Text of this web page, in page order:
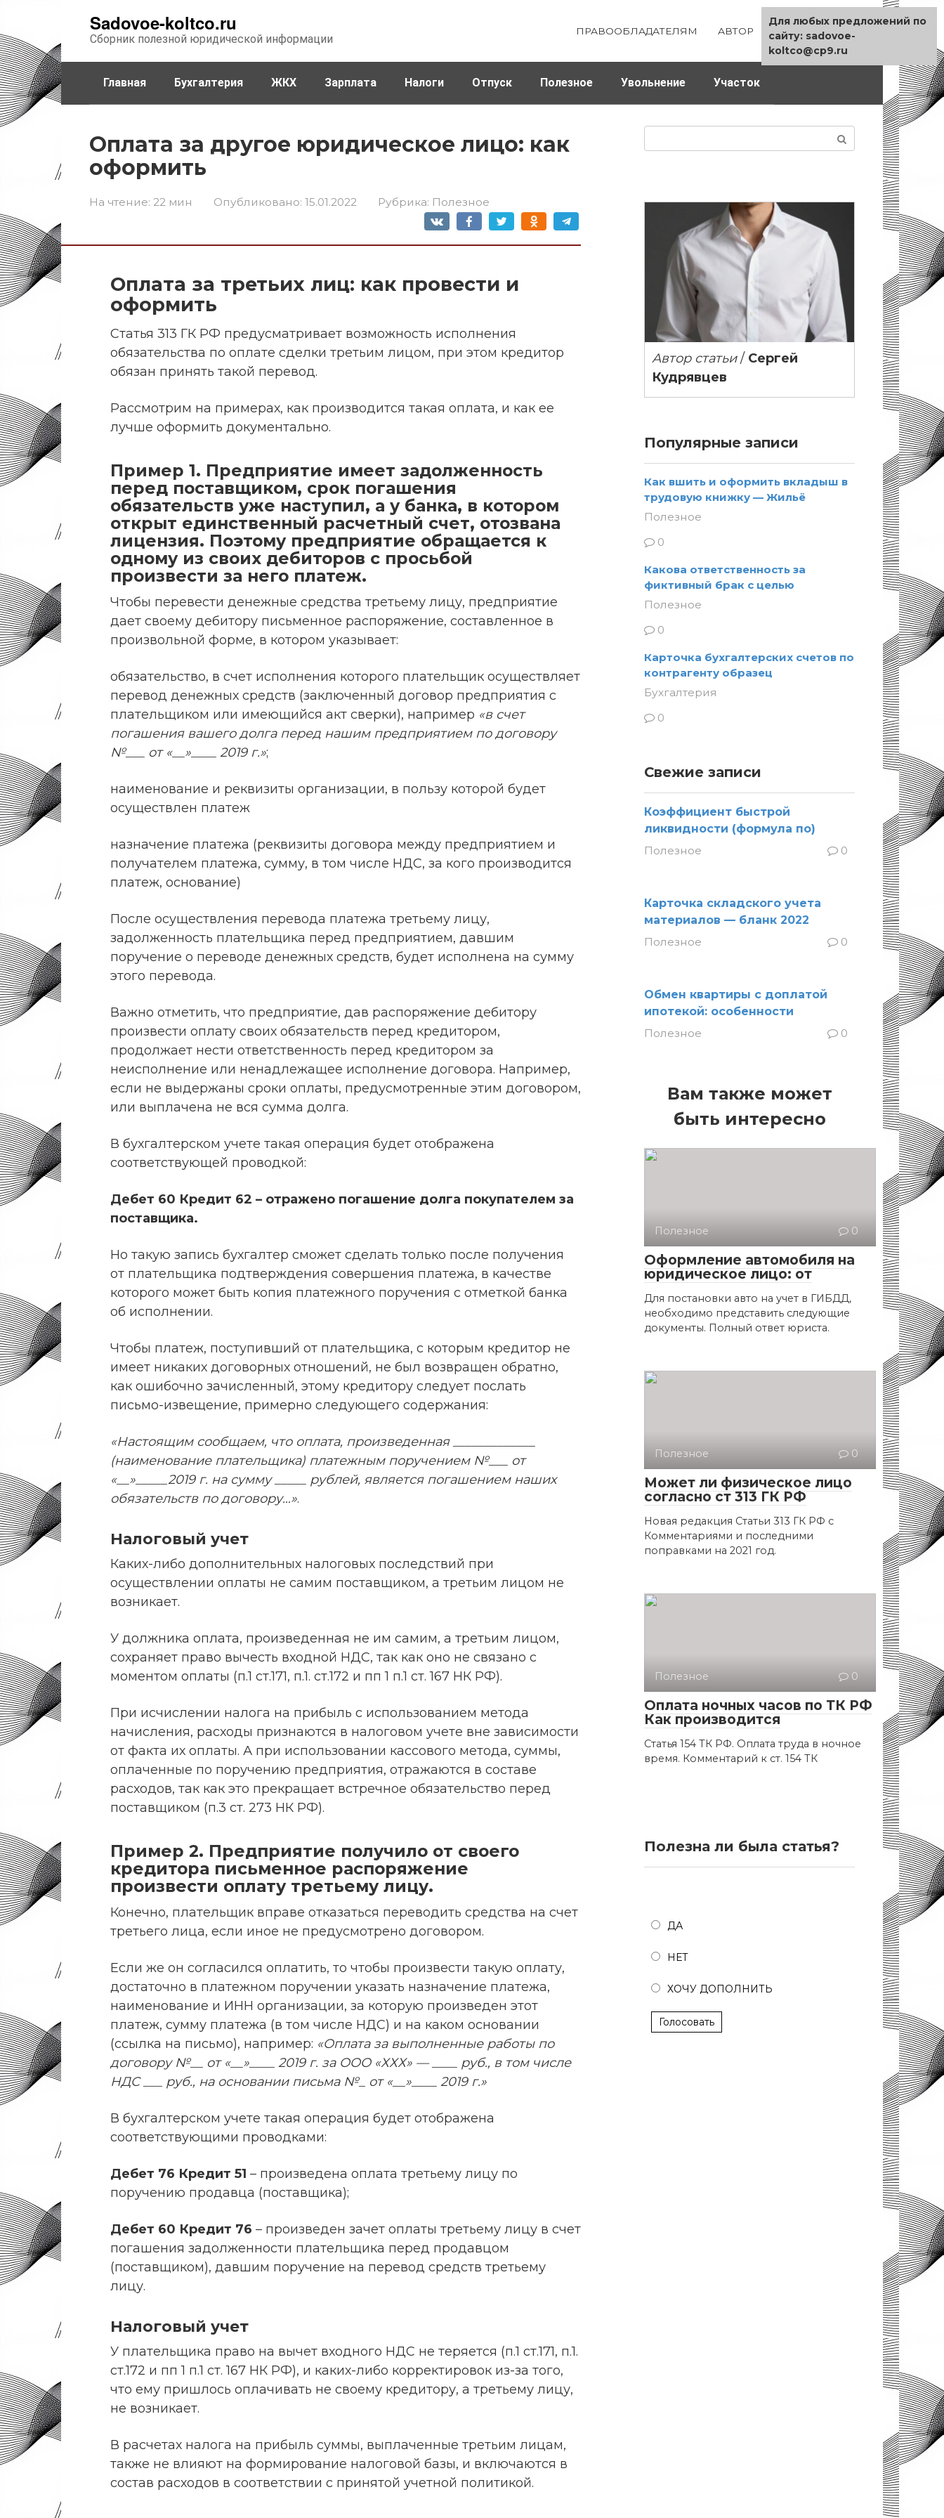
контенту
Sadovoe-koltco.ru
Сборник полезной юридической информации
ПРАВООБЛАДАТЕЛЯМ АВТОР КАРТА САЙТА
Главная Бухгалтерия ЖКХ Зарплата Налоги Отпуск Полезное Увольнение Участок
Оплата за другое юридическое лицо: как
оформить
На чтение: 22 мин Опубликовано: 15.01.2022 Рубрика: Полезное
Оплата за третьих лиц: как провести и
оформить
Статья 313 ГК РФ предусматривает возможность исполнения
обязательства по оплате сделки третьим лицом, при этом кредитор
обязан принять такой перевод.
Рассмотрим на примерах, как производится такая оплата, и как ее
лучше оформить документально.
Пример 1. Предприятие имеет задолженность
перед поставщиком, срок погашения
обязательств уже наступил, а у банка, в котором
открыт единственный расчетный счет, отозвана
лицензия. Поэтому предприятие обращается к
одному из своих дебиторов с просьбой
произвести за него платеж.
Чтобы перевести денежные средства третьему лицу, предприятие
дает своему дебитору письменное распоряжение, составленное в
произвольной форме, в котором указывает:
обязательство, в счет исполнения которого плательщик осуществляет
перевод денежных средств (заключенный договор предприятия с
плательщиком или имеющийся акт сверки), например «в счет
погашения вашего долга перед нашим предприятием по договору
№___ от «__»____ 2019 г.»;
наименование и реквизиты организации, в пользу которой будет
осуществлен платеж
назначение платежа (реквизиты договора между предприятием и
получателем платежа, сумму, в том числе НДС, за кого производится
платеж, основание)
После осуществления перевода платежа третьему лицу,
задолженность плательщика перед предприятием, давшим
поручение о переводе денежных средств, будет исполнена на сумму
этого перевода.
Важно отметить, что предприятие, дав распоряжение дебитору
произвести оплату своих обязательств перед кредитором,
продолжает нести ответственность перед кредитором за
неисполнение или ненадлежащее исполнение договора. Например,
если не выдержаны сроки оплаты, предусмотренные этим договором,
или выплачена не вся сумма долга.
В бухгалтерском учете такая операция будет отображена
соответствующей проводкой:
Дебет 60 Кредит 62 – отражено погашение долга покупателем за
поставщика.
Но такую запись бухгалтер сможет сделать только после получения
от плательщика подтверждения совершения платежа, в качестве
которого может быть копия платежного поручения с отметкой банка
об исполнении.
Чтобы платеж, поступивший от плательщика, с которым кредитор не
имеет никаких договорных отношений, не был возвращен обратно,
как ошибочно зачисленный, этому кредитору следует послать
письмо-извещение, примерно следующего содержания:
«Настоящим сообщаем, что оплата, произведенная _____________
(наименование плательщика) платежным поручением №___ от
«__»_____2019 г. на сумму _____ рублей, является погашением наших
обязательств по договору…».
Налоговый учет
Каких-либо дополнительных налоговых последствий при
осуществлении оплаты не самим поставщиком, а третьим лицом не
возникает.
У должника оплата, произведенная не им самим, а третьим лицом,
сохраняет право вычесть входной НДС, так как оно не связано с
моментом оплаты (п.1 ст.171, п.1. ст.172 и пп 1 п.1 ст. 167 НК РФ).
При исчислении налога на прибыль с использованием метода
начисления, расходы признаются в налоговом учете вне зависимости
от факта их оплаты. А при использовании кассового метода, суммы,
оплаченные по поручению предприятия, отражаются в составе
расходов, так как это прекращает встречное обязательство перед
поставщиком (п.3 ст. 273 НК РФ).
Пример 2. Предприятие получило от своего
кредитора письменное распоряжение
произвести оплату третьему лицу.
Конечно, плательщик вправе отказаться переводить средства на счет
третьего лица, если иное не предусмотрено договором.
Если же он согласился оплатить, то чтобы произвести такую оплату,
достаточно в платежном поручении указать назначение платежа,
наименование и ИНН организации, за которую произведен этот
платеж, сумму платежа (в том числе НДС) и на каком основании
(ссылка на письмо), например: «Оплата за выполненные работы по
договору №__ от «__»____ 2019 г. за ООО «ХХХ» — ____ руб., в том числе
НДС ___ руб., на основании письма №_ от «__»____ 2019 г.»
В бухгалтерском учете такая операция будет отображена
соответствующими проводками:
Дебет 76 Кредит 51 – произведена оплата третьему лицу по
поручению продавца (поставщика);
Дебет 60 Кредит 76 – произведен зачет оплаты третьему лицу в счет
погашения задолженности плательщика перед продавцом
(поставщиком), давшим поручение на перевод средств третьему
лицу.
Налоговый учет
У плательщика право на вычет входного НДС не теряется (п.1 ст.171, п.1.
ст.172 и пп 1 п.1 ст. 167 НК РФ), и каких-либо корректировок из-за того,
что ему пришлось оплачивать не своему кредитору, а третьему лицу,
не возникает.
В расчетах налога на прибыль суммы, выплаченные третьим лицам,
также не влияют на формирование налоговой базы, и включаются в
состав расходов в соответствии с принятой учетной политикой.
Автор статьи/ Сергей
Кудрявцев
Популярные записи
Как вшить и оформить вкладыш в
трудовую книжку — Жильё
Полезное
0
Какова ответственность за
фиктивный брак с целью
Полезное
0
Карточка бухгалтерских счетов по
контрагенту образец
Бухгалтерия
0
Свежие записи
Коэффициент быстрой
ликвидности (формула по)
Полезное
0
Карточка складского учета
материалов — бланк 2022
Полезное
0
Обмен квартиры с доплатой
ипотекой: особенности
Полезное
0
Вам также может
быть интересно
Полезное 0
Оформление автомобиля на
юридическое лицо: от
Для постановки авто на учет в ГИБДД,
необходимо представить следующие
документы. Полный ответ юриста.
Полезное 0
Может ли физическое лицо
согласно ст 313 ГК РФ
Новая редакция Статьи 313 ГК РФ с
Комментариями и последними
поправками на 2021 год.
Полезное 0
Оплата ночных часов по ТК РФ
Как производится
Статья 154 ТК РФ. Оплата труда в ночное
время. Комментарий к ст. 154 ТК
Полезна ли была статья?
ДА
НЕТ
ХОЧУ ДОПОЛНИТЬ
Голосовать
Для любых предложений по
сайту: sadovoe-
koltco@cp9.ru